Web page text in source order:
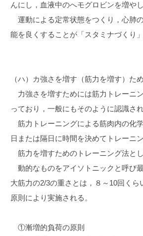
んにし，血液中のへモグロビンを増や
運動による定常状態をつくり，心肺
能を良くすることが「スタミナづくり
（ハ）カ強さを増す（筋力を増す）た
力強さを増すためには筋力トレーニ
っており，一般にもそのように認識さ
筋力トレーニングによる筋肉内の化
日または隔日に時間を決めてトレーニ
筋力を増すためのトレーニング法と
動的なものをアイソトニックと呼び
大筋力の2/3の重さとは，８～10回く
原則により実施される。
①漸増的負荷の原則